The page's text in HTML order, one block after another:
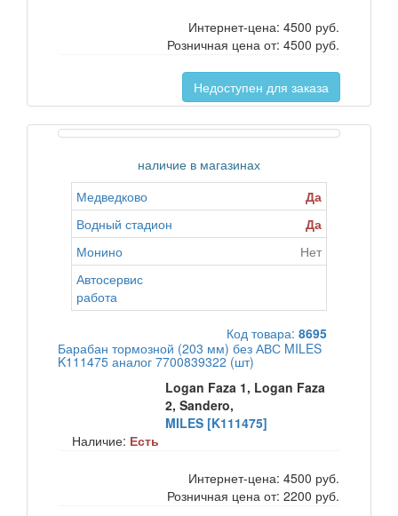
Интернет-цена: 4500 руб.
Розничная цена от: 4500 руб.
Недоступен для заказа
наличие в магазинах
Медведково
Да
Водный стадион
Да
Монино
Нет
Автосервис
работа
Код товара: 8695
Барабан тормозной (203 мм) без АВС MILES
K111475 аналог 7700839322 (шт)
Logan Faza 1, Logan Faza
2, Sandero,
MILES [K111475]
Наличие: Есть
Интернет-цена: 4500 руб.
Розничная цена от: 2200 руб.